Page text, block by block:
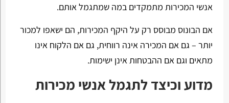
אנשי המכירות מתמקדים במה שמתגמל אותם.
אם הבונוס מבוסס רק על היקף המכירות, הם ישאפו למכור
יותר – גם אם המכירה אינה רווחית, גם אם הלקוח אינו
מתאים וגם אם ההבטחות אינן ישימות.
מדוע וכיצד לתגמל אנשי מכירות